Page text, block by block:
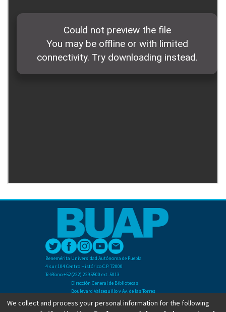
Benemérita Universidad Autónoma de Puebla
4 sur 104 Centro Histórico C.P. 72000
Teléfono +52(222) 2295500 ext. 5013
Dirección General de Bibliotecas
Boulevard Valsequillo y Av. de las Torres
Ciudad Universitaria. Col. San Manuel
C.P. 72570
We collect and process your personal information for the following